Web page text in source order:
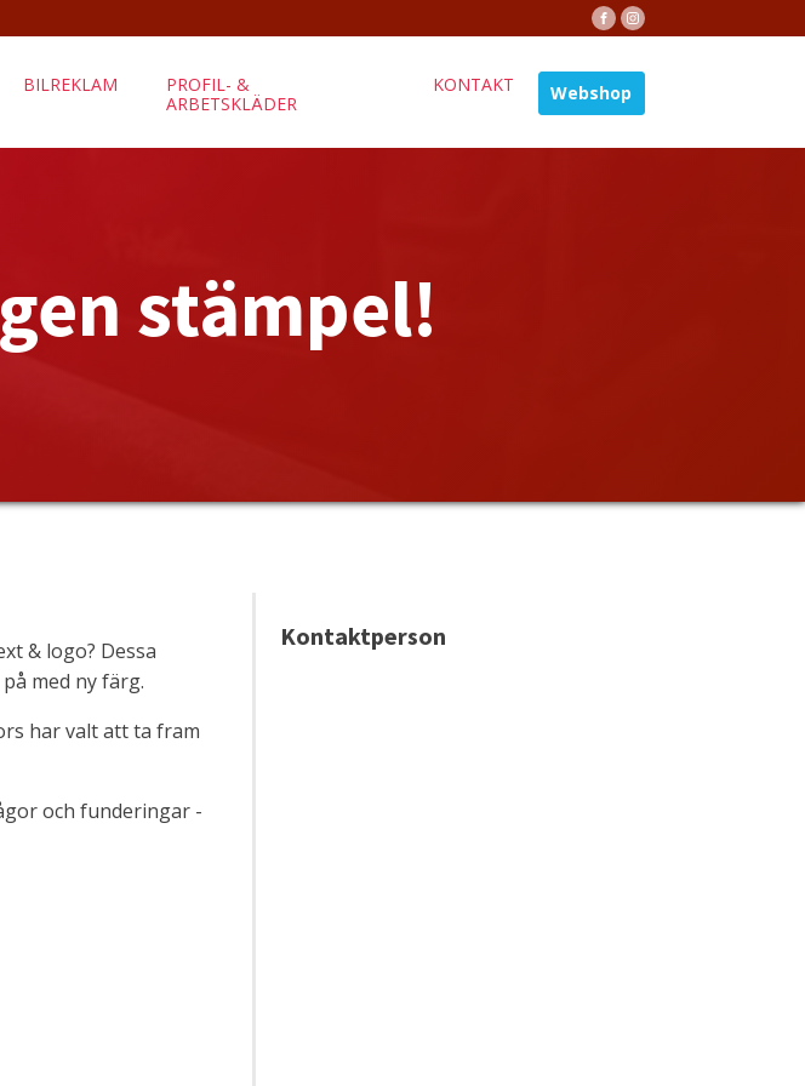
BILREKLAM
PROFIL- &
ARBETSKLÄDER
KONTAKT Webshop
stämpel!
& logo? Dessa
med ny färg.
har valt att ta fram
och funderingar -
Kontaktperson